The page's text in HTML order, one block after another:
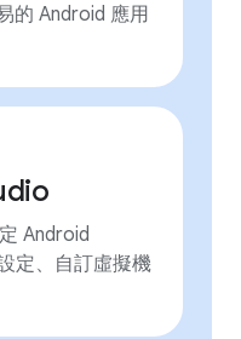
的 Android 應用
Android
定、自訂虛擬機